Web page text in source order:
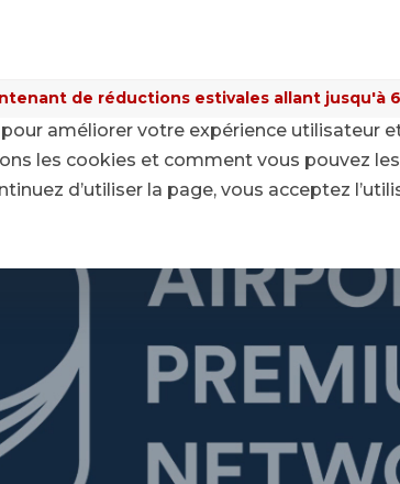
de réductions estivales allant jusqu'à
améliorer votre expérience utilisateur
les cookies et comment vous pouvez les
d’utiliser la page, vous acceptez